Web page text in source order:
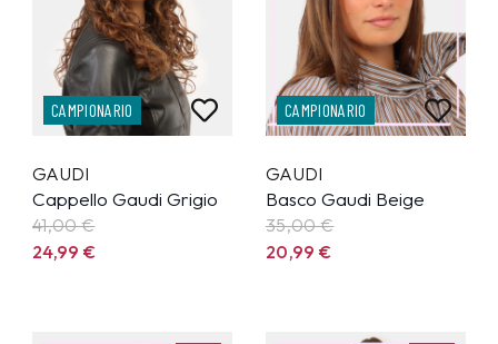
CAMPIONARIO
GAUDI
Cappello Gaudi Grigio
41,00 €
24,99€
CAMPIONARIO
GAUDI
Basco Gaudi Beige
35,00 €
20,99€